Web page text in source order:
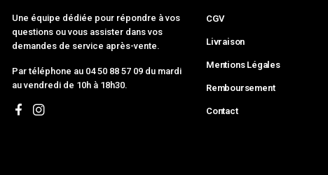
Une équipe dédiée pour répondre à vos
questions ou vous assister dans vos
demandes de service après-vente.
Par téléphone au 04 50 88 57 09 du mardi
au vendredi de 10h à 18h30.
CGV
Livraison
Mentions Légales
Remboursement
Contact